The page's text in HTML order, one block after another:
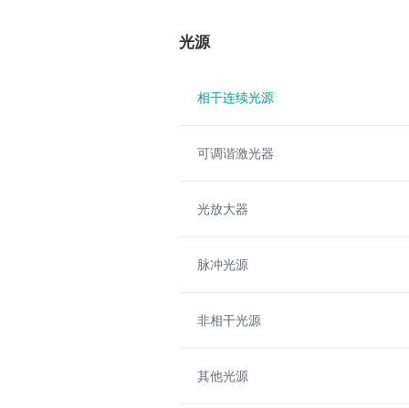
光源
相干连续光源
可调谐激光器
光放大器
脉冲光源
非相干光源
其他光源